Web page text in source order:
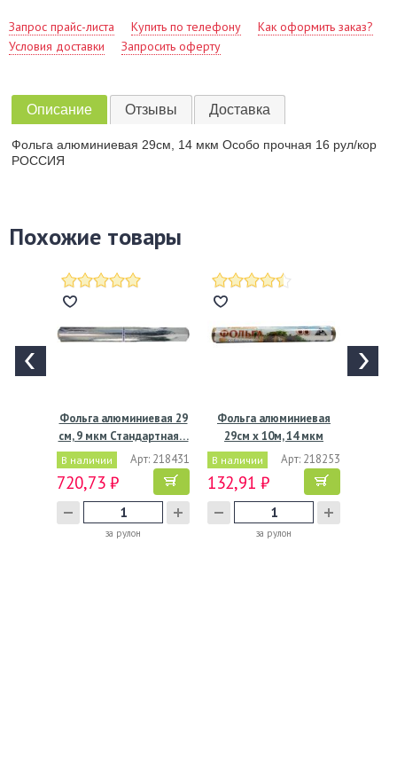
Запрос прайс-листа Купить по телефону
Как оформить заказ?
Условия доставки
Запросить оферту
Описание Отзывы Доставка
Фольга алюминиевая 29см, 14 мкм Особо прочная 16 рул/кор
РОССИЯ
Похожие товары
Фольга алюминиевая 29
см, 9 мкм Стандартная…
В наличии Арт: 218431
720,73 ₽
за рулон
Фольга алюминиевая
29см х 10м, 14 мкм
Особо…
В наличии Арт: 218253
132,91 ₽
за рулон